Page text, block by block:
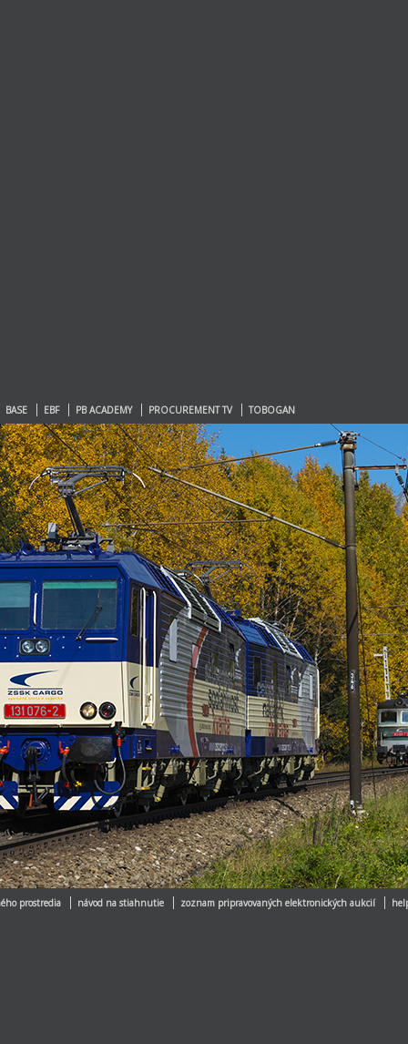
BASE EBF PB ACADEMY PROCUREMENT TV TOBOGAN
prostredia návod na stiahnutie zoznam pripravovaných elektronických aukcií